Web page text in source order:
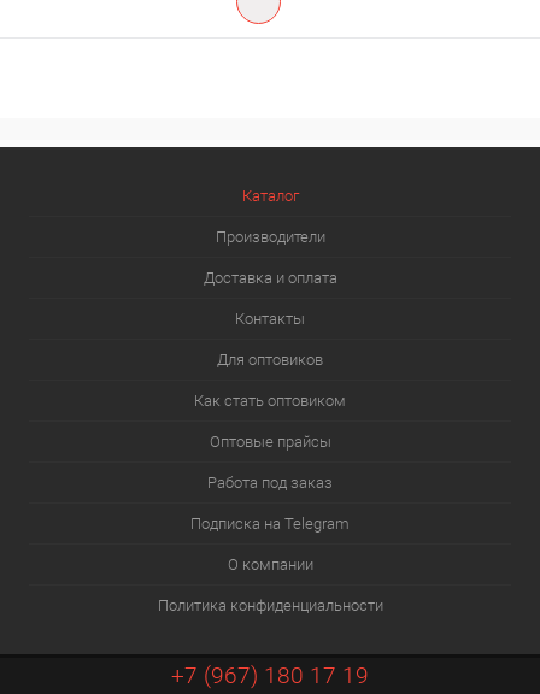
Каталог
Производители
Доставка и оплата
Контакты
Для оптовиков
Как стать оптовиком
Оптовые прайсы
Работа под заказ
Подписка на Telegram
О компании
Политика конфиденциальности
+7 (967) 180 17 19